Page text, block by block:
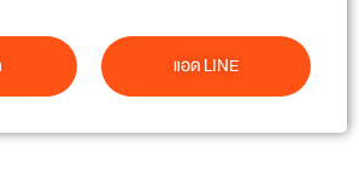
แอด LINE